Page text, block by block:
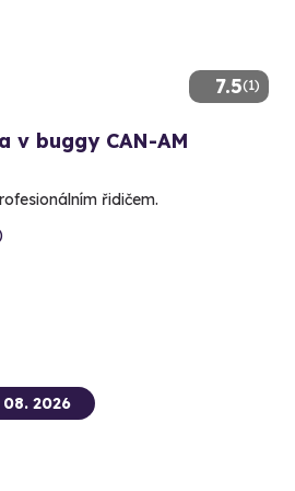
7.5(1)
v buggy CAN-AM
řidičem.
2026